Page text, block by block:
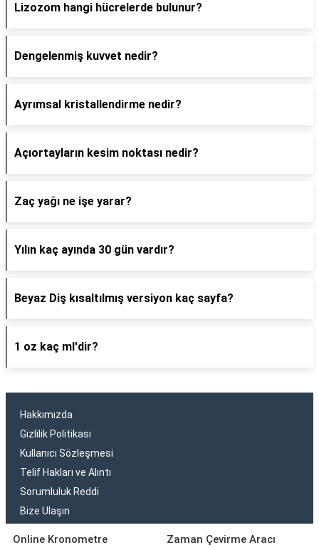
Lizozom hangi hücrelerde bulunur?
Dengelenmiş kuvvet nedir?
Ayrımsal kristallendirme nedir?
Açıortayların kesim noktası nedir?
Zaç yağı ne işe yarar?
Yılın kaç ayında 30 gün vardır?
Beyaz Diş kısaltılmış versiyon kaç sayfa?
1 oz kaç ml'dir?
Hakkımızda
Gizlilik Politikası
Kullanıcı Sözleşmesi
Telif Hakları ve Alıntı
Sorumluluk Reddi
Bize Ulaşın
Online Kronometre
Zaman Çevirme Aracı